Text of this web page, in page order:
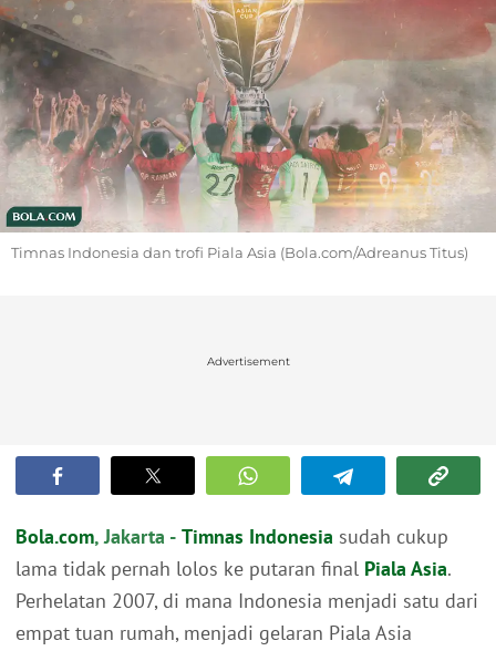
Timnas Indonesia dan trofi Piala Asia (Bola.com/Adreanus Titus)
Advertisement
Bola.com, Jakarta - Timnas Indonesia sudah cukup
lama tidak pernah lolos ke putaran final Piala Asia.
Perhelatan 2007, di mana Indonesia menjadi satu dari
empat tuan rumah, menjadi gelaran Piala Asia